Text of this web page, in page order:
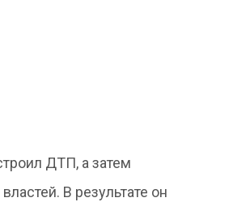
ДТП, а затем
В результате он